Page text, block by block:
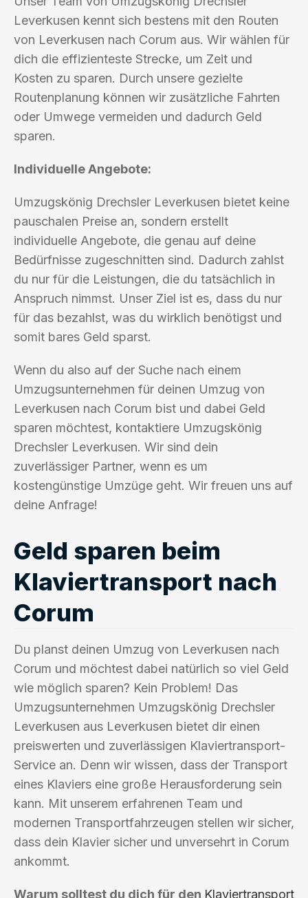
Leverkusen kennt sich bestens mit den Routen
von Leverkusen nach Corum aus. Wir wählen für
dich die effizienteste Strecke, um Zeit und
Kosten zu sparen. Durch unsere gezielte
Routenplanung können wir zusätzliche Fahrten
oder Umwege vermeiden und dadurch Geld
sparen.
Individuelle Angebote:
Umzugskönig Drechsler Leverkusen bietet keine
pauschalen Preise an, sondern erstellt
individuelle Angebote, die genau auf deine
Bedürfnisse zugeschnitten sind. Dadurch zahlst
du nur für die Leistungen, die du tatsächlich in
Anspruch nimmst. Unser Ziel ist es, dass du nur
für das bezahlst, was du wirklich benötigst und
somit bares Geld sparst.
Wenn du also auf der Suche nach einem
Umzugsunternehmen für deinen Umzug von
Leverkusen nach Corum bist und dabei Geld
sparen möchtest, kontaktiere Umzugskönig
Drechsler Leverkusen. Wir sind dein
zuverlässiger Partner, wenn es um
kostengünstige Umzüge geht. Wir freuen uns auf
deine Anfrage!
Geld sparen beim
Klaviertransport nach
Corum
Du planst deinen Umzug von Leverkusen nach
Corum und möchtest dabei natürlich so viel Geld
wie möglich sparen? Kein Problem! Das
Umzugsunternehmen Umzugskönig Drechsler
Leverkusen aus Leverkusen bietet dir einen
preiswerten und zuverlässigen Klaviertransport-
Service an. Denn wir wissen, dass der Transport
eines Klaviers eine große Herausforderung sein
kann. Mit unserem erfahrenen Team und
modernen Transportfahrzeugen stellen wir sicher,
dass dein Klavier sicher und unversehrt in Corum
ankommt.
Warum solltest du dich für den Klaviertransport